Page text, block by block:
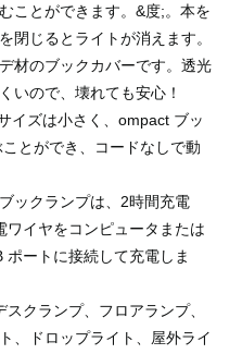
ことができます。&度;。本を
閉じるとライトが消えます。
材のブックカバーです。透光
いので、壊れても安心！
イズは小さく、ompact ブッ
とができ、コードなしで動
ックランプは、2時間充電
イヤをコンピュータまたは
ートに接続して充電しま
クランプ、フロアランプ、
、ドロップライト、屋外ライ